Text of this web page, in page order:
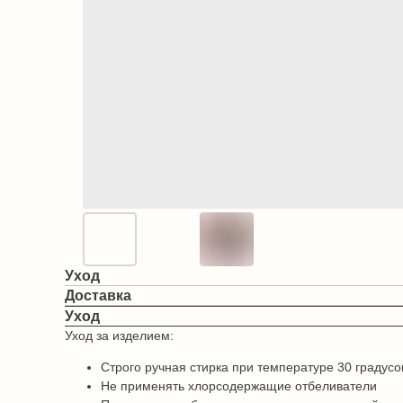
Уход
Доставка
Уход
Уход за изделием:
Строго ручная стирка при температуре 30
Не применять хлорсодержащие отбеливатели